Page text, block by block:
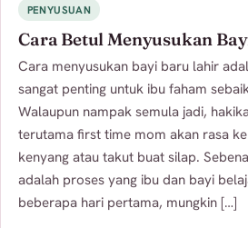
PENYUSUAN
Cara Betul Menyusukan
Cara menyusukan bayi baru lahir
sangat penting untuk ibu faham
Walaupun nampak semula jadi,
terutama first time mom akan rasa
kenyang atau takut buat silap.
adalah proses yang ibu dan bayi
beberapa hari pertama, mungkin […]